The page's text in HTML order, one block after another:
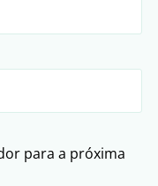
para a próxima